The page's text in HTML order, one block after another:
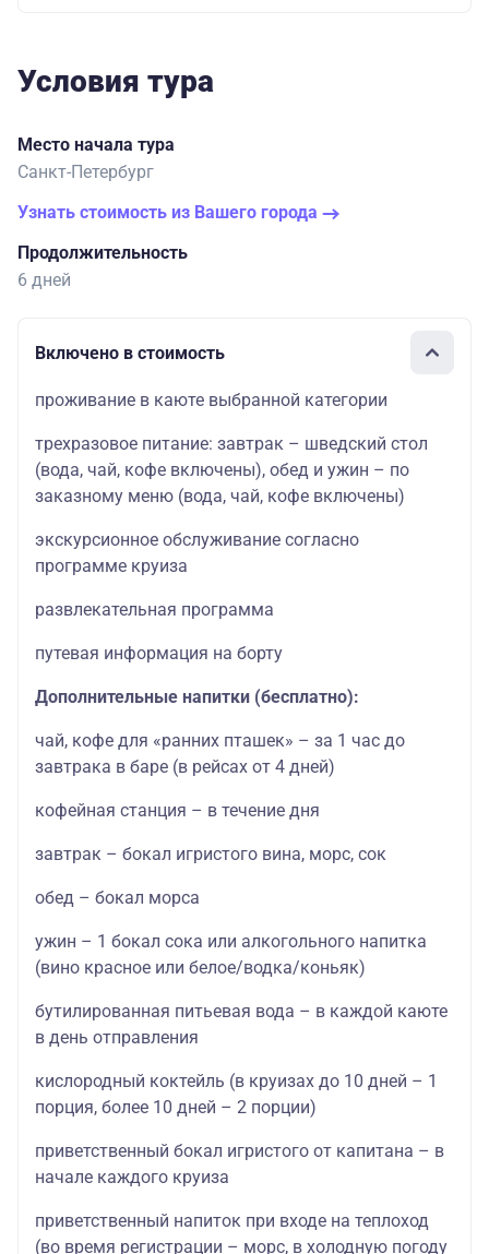
Условия тура
Место начала тура
Санкт-Петербург
Узнать стоимость из Вашего города
Продолжительность
6 дней
Включено в стоимость
проживание в каюте выбранной категории
трехразовое питание: завтрак – шведский стол
(вода, чай, кофе включены), обед и ужин – по
заказному меню (вода, чай, кофе включены)
экскурсионное обслуживание согласно
программе круиза
развлекательная программа
путевая информация на борту
Дополнительные напитки (бесплатно):
чай, кофе для «ранних пташек» – за 1 час до
завтрака в баре (в рейсах от 4 дней)
кофейная станция – в течение дня
завтрак – бокал игристого вина, морс, сок
обед – бокал морса
ужин – 1 бокал сока или алкогольного напитка
(вино красное или белое/водка/коньяк)
бутилированная питьевая вода – в каждой каюте
в день отправления
кислородный коктейль (в круизах до 10 дней – 1
порция, более 10 дней – 2 порции)
приветственный бокал игристого от капитана – в
начале каждого круиза
приветственный напиток при входе на теплоход
(во время регистрации – морс, в холодную погоду